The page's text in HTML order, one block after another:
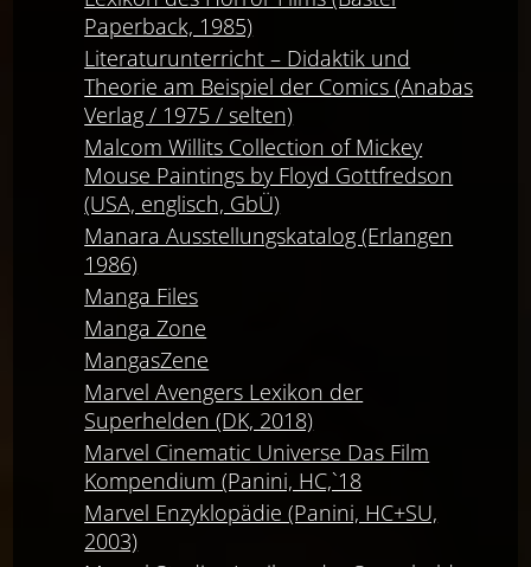
Paperback, 1985)
Literaturunterricht – Didaktik und
Theorie am Beispiel der Comics (Anabas
Verlag / 1975 / selten)
Malcom Willits Collection of Mickey
Mouse Paintings by Floyd Gottfredson
(USA, englisch, GbÜ)
Manara Ausstellungskatalog (Erlangen
1986)
Manga Files
Manga Zone
MangasZene
Marvel Avengers Lexikon der
Superhelden (DK, 2018)
Marvel Cinematic Universe Das Film
Kompendium (Panini, HC,`18
Marvel Enzyklopädie (Panini, HC+SU,
2003)